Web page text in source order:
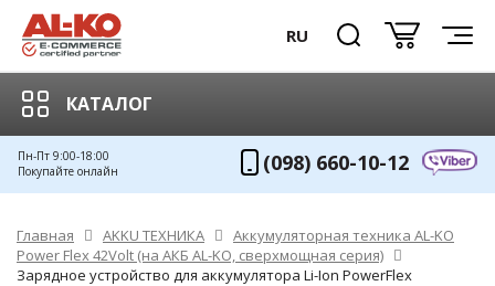
RU
КАТАЛОГ
Пн-Пт 9:00-18:00
Покупайте онлайн
(098) 660-10-12
Главная AKKU ТЕХНИКА
Аккумуляторная техника AL-KO
Power Flex 42Volt (на АКБ AL-KO, сверхмощная серия)
Зарядное устройство для аккумулятора Li-Ion PowerFlex